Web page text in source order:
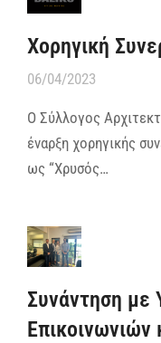
Χορηγική
06/04/2023
Ο Σύλλογος
έναρξη χορηγικής
ως “Χρυσός…
Συνάντηση
Επικοινωνιών